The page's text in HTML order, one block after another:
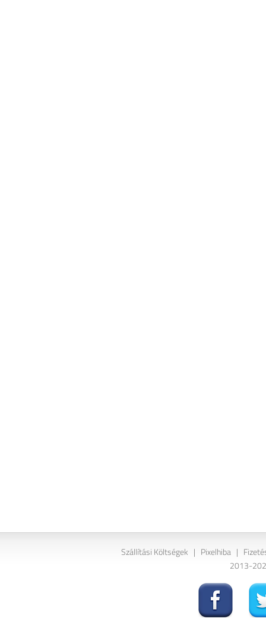
Szállítási Költségek | Pixelhiba |
2013-